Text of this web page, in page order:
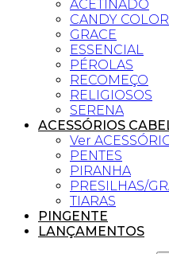
ACETINADO
CANDY
GRACE
ESSENCIAL
PÉROLAS
RECOMEÇO
RELIGIOSOS
SERENA
ACESSÓRIOS
Ver
PENTES
PIRANHA
PRESILHAS/
TIARAS
PINGENTE
LANÇAMENTOS